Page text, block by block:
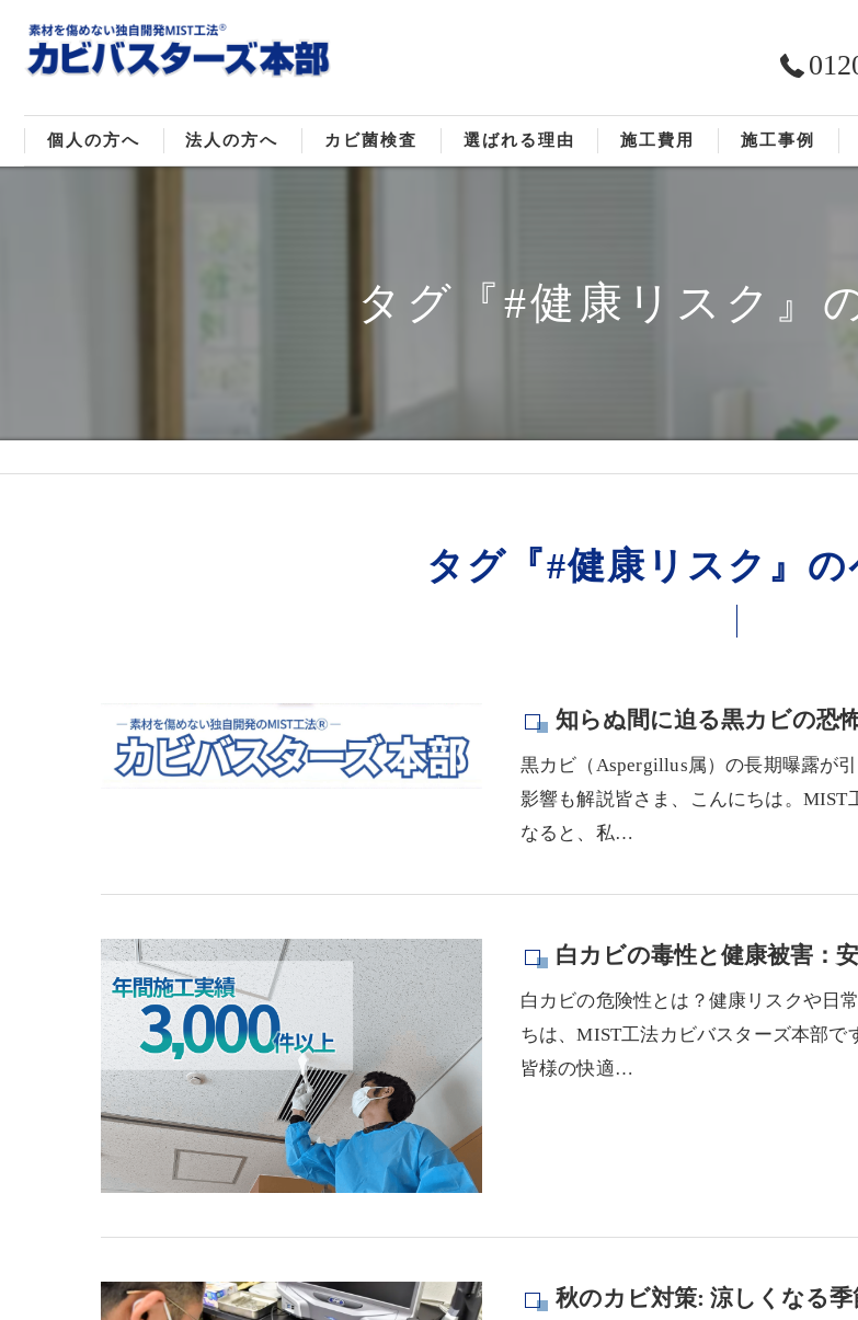
個人の方へ 法人の方へ
レジャー施設のカビ取り
カビ菌検査 選ばれる理由 施工費用 施工事例
タグ『#健康リスク』
タグ『#健康リスク』
知らぬ間に迫る黒カビの恐
黒カビ（Aspergillus属）の長期曝露が
影響も解説皆さま、こんにちは。
なると、私…
白カビの毒性と健康被害：
白カビの危険性とは？健康リスクや日
ちは、MIST工法カビバスターズ本部
皆様の快適…
秋のカビ対策: 涼しくなる